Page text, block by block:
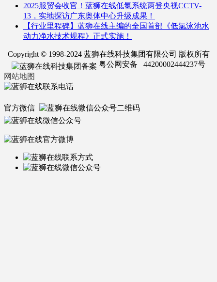
2025服贸会收官！蓝狮在线低氯系统两登央视CCTV-
13，实地探访广东奥体中心升级成果！
【行业里程碑】蓝狮在线主编的全国首部《低氯泳池水
动力净水技术规程》正式实施！
Copyright © 1998-2024 蓝狮在线科技集团有限公司 版权所有
粤公网安备 44200002444237号
网站地图
官方微信